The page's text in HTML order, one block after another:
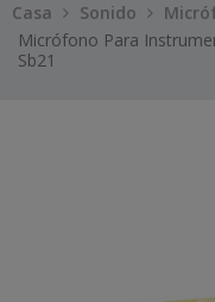
Casa Sonido
Micrófono Para
Sb21